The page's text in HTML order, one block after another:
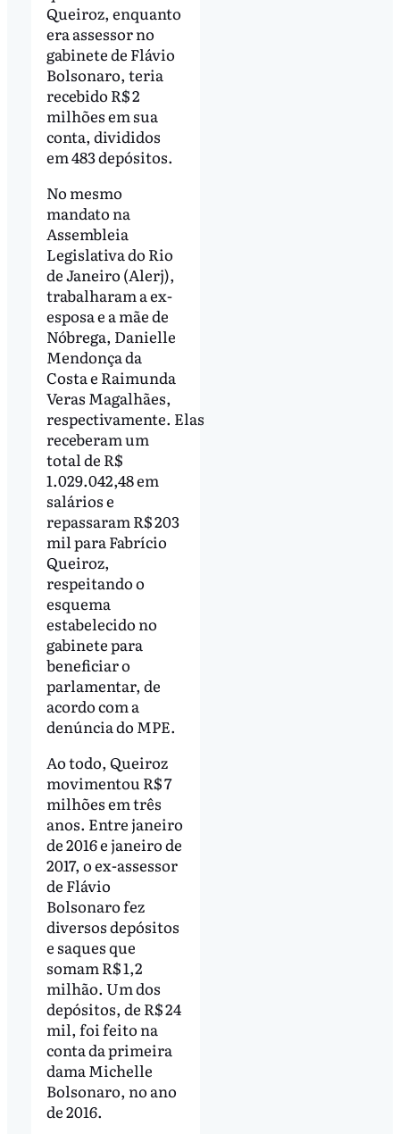
Queiroz, enquanto
era assessor no
gabinete de Flávio
Bolsonaro, teria
recebido R$ 2
milhões em sua
conta, divididos
em 483 depósitos.
No mesmo
mandato na
Assembleia
Legislativa do Rio
de Janeiro (Alerj),
trabalharam a ex-
esposa e a mãe de
Nóbrega, Danielle
Mendonça da
Costa e Raimunda
Veras Magalhães,
respectivamente. Elas
receberam um
total de R$
1.029.042,48 em
salários e
repassaram R$ 203
mil para Fabrício
Queiroz,
respeitando o
esquema
estabelecido no
gabinete para
beneficiar o
parlamentar, de
acordo com a
denúncia do MPE.
Ao todo, Queiroz
movimentou R$ 7
milhões em três
anos. Entre janeiro
de 2016 e janeiro de
2017, o ex-assessor
de Flávio
Bolsonaro fez
diversos depósitos
e saques que
somam R$ 1,2
milhão. Um dos
depósitos, de R$ 24
mil, foi feito na
conta da primeira
dama Michelle
Bolsonaro, no ano
de 2016.